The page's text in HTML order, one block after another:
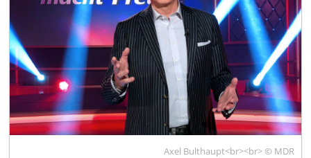
Axel Bulthaupt<br><br> © MDR